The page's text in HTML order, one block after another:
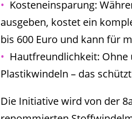
Kosteneinsparung:
ausgeben, kostet ein
bis 600 Euro und kann für
Hautfreundlichkeit:
Plastikwindeln – das
Die Initiative wird von der